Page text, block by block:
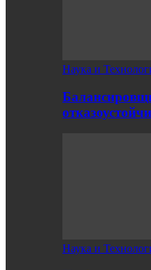
Наука и
Наука и